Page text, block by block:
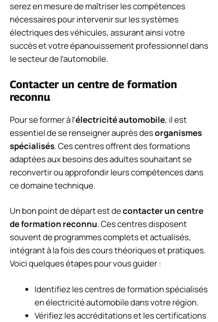
serez en mesure de maîtriser les compétences
nécessaires pour intervenir sur les systèmes
électriques des véhicules, assurant ainsi votre
succès et votre épanouissement professionnel dans
le secteur de l’automobile.
Contacter un centre de formation
reconnu
Pour se former à l’électricité automobile, il est
essentiel de se renseigner auprès desorganismes
spécialisés. Ces centres offrent des formations
adaptées aux besoins des adultes souhaitant se
reconvertir ou approfondir leurs compétences dans
ce domaine technique.
Un bon point de départ est decontacter un centre
de formation reconnu. Ces centres disposent
souvent de programmes complets et actualisés,
intégrant à la fois des cours théoriques et pratiques.
Voici quelques étapes pour vous guider :
Identifiez les centres de formation spécialisés
en électricité automobile dans votre région.
Vérifiez les accréditations et les certifications